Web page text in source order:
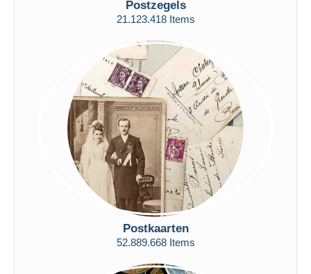
PayPal
Bankoverschrijving
Visa
Mastercard
Bancontact
iDeal
Maestro
Alles deselecteren
Woonplaats van de verkoper
Postzegels
21.123.418 Items
Postkaarten
52.889.668 Items